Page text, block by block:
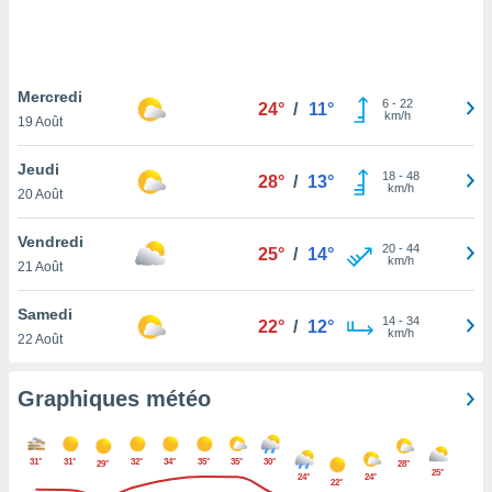
pas
de
cas,
que
sur le
ne
Mercredi
19 Août
24° / 11° 6- 22
km/h
Jeudi
20 Août
28° / 13° 18- 48
km/h
Vendredi
21 Août
25° / 14° 20- 44
km/h
Samedi
22 Août
22° / 12° 14- 34
km/h
Graphiques météo
31° 31° 29° 32° 34° 35° 35°
30°
24°
22°
24°
28°
25°